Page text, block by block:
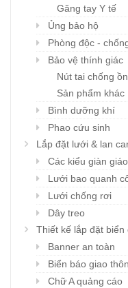
Găng tay Y tế
Ủng bảo hộ
Phòng độc -
Bảo vệ thính giác
Nút tai chống ồn
Sản phẩm khác
Bình dưỡng khí
Phao cứu sinh
Lắp đặt lưới & lan
Các kiểu giàn
Lưới bao quanh
Lưới chống rơi
Dây treo
Thiết kế lắp đặt biển
Banner an toàn
Biển báo giao
Chữ A quảng cáo